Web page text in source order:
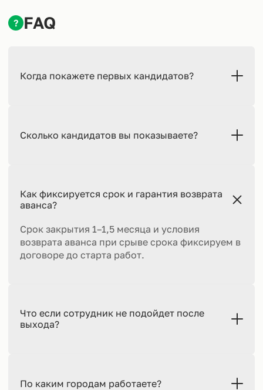
? FAQ
Когда покажете первых кандидатов?
Сколько кандидатов вы показываете?
Как фиксируется срок и гарантия возврата
аванса?
Срок закрытия 1–1,5 месяца и условия
возврата аванса при срыве срока фиксируем в
договоре до старта работ.
Что если сотрудник не подойдет после
выхода?
По каким городам работаете?